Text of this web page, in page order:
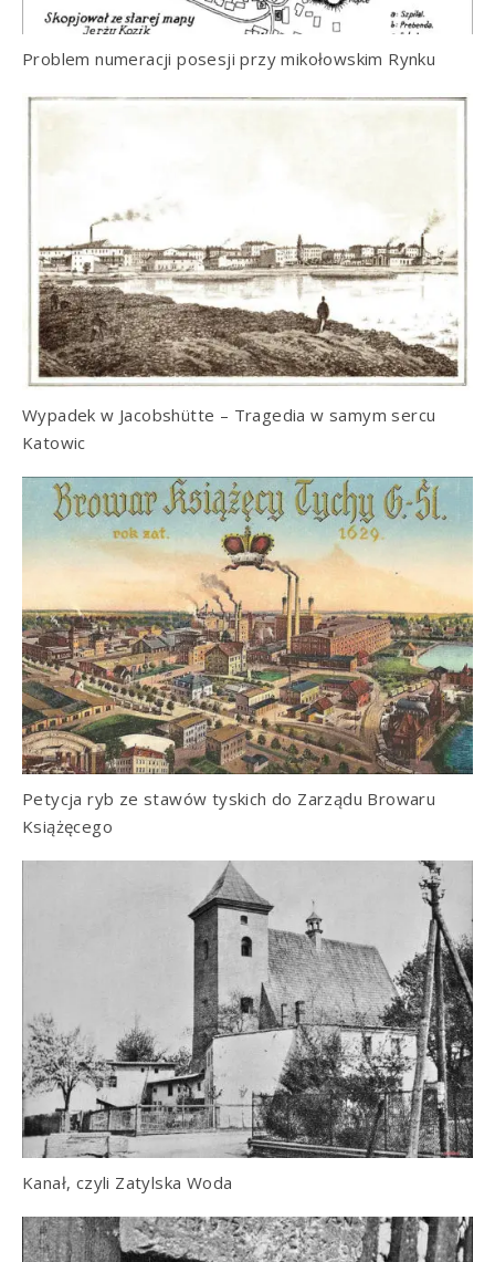
Problem numeracji posesji przy mikołowskim Rynku
Wypadek w Jacobshütte – Tragedia w samym sercu
Katowic
Petycja ryb ze stawów tyskich do Zarządu Browaru
Książęcego
Kanał, czyli Zatylska Woda